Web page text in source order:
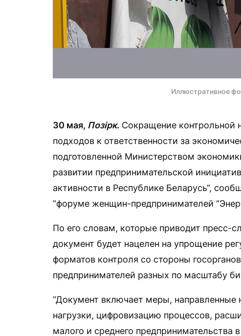
Иллюстративное
30 мая, Позірк. Сокращение контрольной
подходов к ответственности за
подготовленной Министерством
развитии предпринимательской
активности в Республике Беларусь“,
“форуме женщин-предпринимателей
По его словам, которые приводит пресс-
документ будет нацелен на упрощение
форматов контроля со стороны
предпринимателей разных по масштабу
“Документ включает меры, направленные
нагрузки, цифровизацию процессов,
малого и среднего предпринимательства